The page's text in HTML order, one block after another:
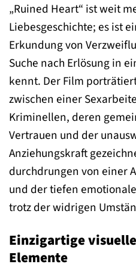
„Ruined Heart“ ist weit
Liebesgeschichte; es ist
Erkundung von
Suche nach Erlösung in
kennt. Der Film
zwischen einer
Kriminellen, deren
Vertrauen und der
Anziehungskraft
durchdrungen von einer
und der tiefen
trotz der widrigen
Einzigartige
Elemente